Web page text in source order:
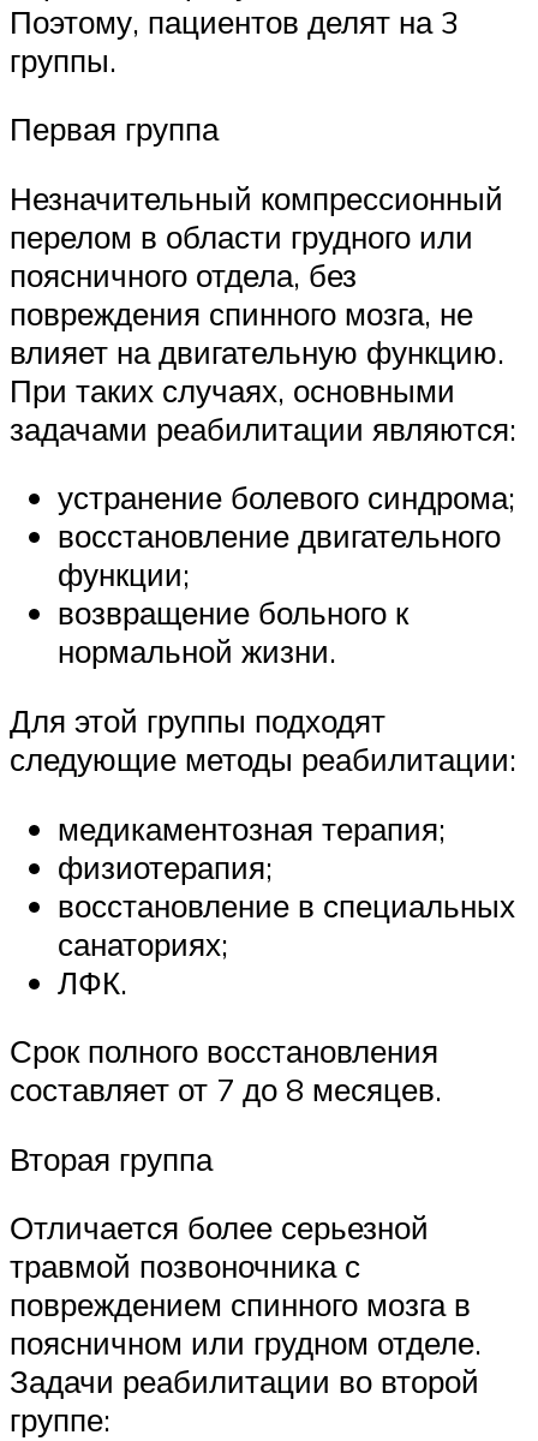
Поэтому, пациентов делят на 3
группы.
Первая группа
Незначительный компрессионный
перелом в области грудного или
поясничного отдела, без
повреждения спинного мозга, не
влияет на двигательную функцию.
При таких случаях, основными
задачами реабилитации являются:
устранение болевого синдрома;
восстановление двигательного
функции;
возвращение больного к
нормальной жизни.
Для этой группы подходят
следующие методы реабилитации:
медикаментозная терапия;
физиотерапия;
восстановление в специальных
санаториях;
ЛФК.
Срок полного восстановления
составляет от 7 до 8 месяцев.
Вторая группа
Отличается более серьезной
травмой позвоночника с
повреждением спинного мозга в
поясничном или грудном отделе.
Задачи реабилитации во второй
группе: